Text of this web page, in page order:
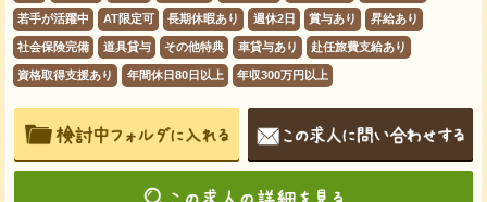
若手が活躍中 AT限定可 長期休暇あり 週休2日 賞与あり 昇給あり
社会保険完備 道具貸与 その他特典 車貸与あり 赴任旅費支給あり
資格取得支援あり 年間休日80日以上 年収300万円以上